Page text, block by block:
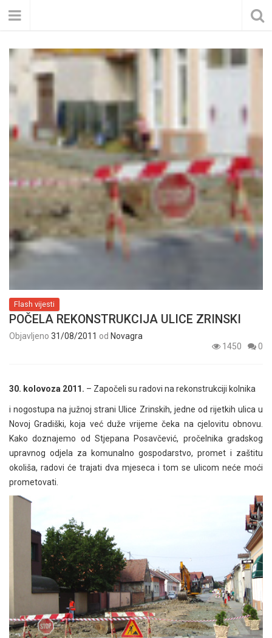
Flash vijesti
POČELA REKONSTRUKCIJA ULICE ZRINSKI
Objavljeno 31/08/2011 od Novagra
1450
0
30. kolovoza 2011. – Započeli su radovi na rekonstrukciji kolnika
i nogostupa na južnoj strani Ulice Zrinskih, jedne od rijetkih ulica u
Novoj Gradiški, koja već duže vrijeme čeka na cjelovitu obnovu.
Kako doznajemo od Stjepana Posavčević, pročelnika gradskog
upravnog odjela za komunalno gospodarstvo, promet i zaštitu
okoliša, radovi će trajati dva mjeseca i tom se ulicom neće moći
prometovati.